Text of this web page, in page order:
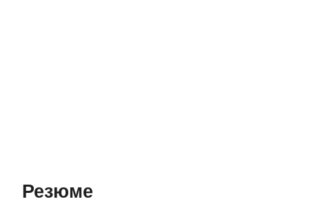
Резюме